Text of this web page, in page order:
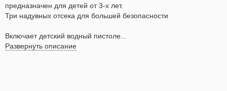
предназначен для детей от 3-х лет.
Три надувных отсека для большей безопасности
Включает детский водный пистоле...
Развернуть описание